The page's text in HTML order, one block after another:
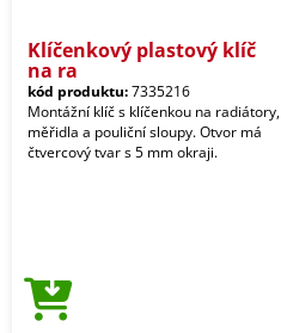
Klíčenkový plastový klíč
na ra
kód produktu:7335216
Montážní klíč s klíčenkou na radiátory,
měřidla a pouliční sloupy. Otvor má
čtvercový tvar s 5 mm okraji.